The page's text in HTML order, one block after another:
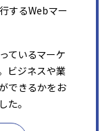
するWebマー
ているマーケ
ビジネスや業
できるかをお
た。